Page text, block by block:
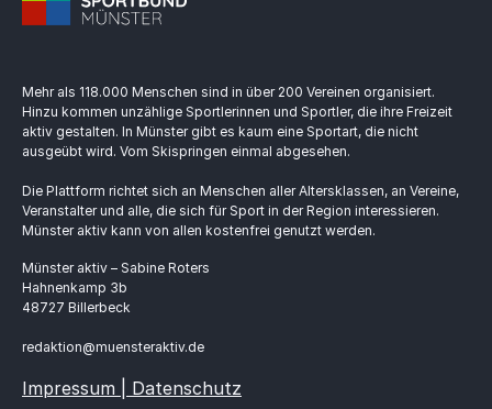
Mehr als 118.000 Menschen sind in über 200 Vereinen organisiert.
Hinzu kommen unzählige Sportlerinnen und Sportler, die ihre Freizeit
aktiv gestalten. In Münster gibt es kaum eine Sportart, die nicht
ausgeübt wird. Vom Skispringen einmal abgesehen.
Die Plattform richtet sich an Menschen aller Altersklassen, an Vereine,
Veranstalter und alle, die sich für Sport in der Region interessieren.
Münster aktiv kann von allen kostenfrei genutzt werden.
Münster aktiv – Sabine Roters
Hahnenkamp 3b
48727 Billerbeck
redaktion@muensteraktiv.de
Impressum | Datenschutz